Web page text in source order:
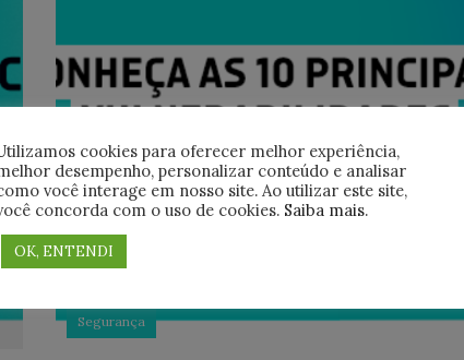
Segurança
cookies para oferecer melhor experiência,
desempenho, personalizar conteúdo e analisar
você interage em nosso site. Ao utilizar este site,
concorda com o uso de cookies. Saiba mais.
OK, ENTENDI